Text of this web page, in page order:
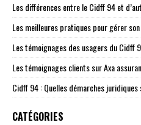
Les différences entre le Cidff 94 et
Les meilleures pratiques pour gérer
Les témoignages des usagers du Cidff
Les témoignages clients sur Axa
Cidff 94 : Quelles démarches
CATÉGORIES